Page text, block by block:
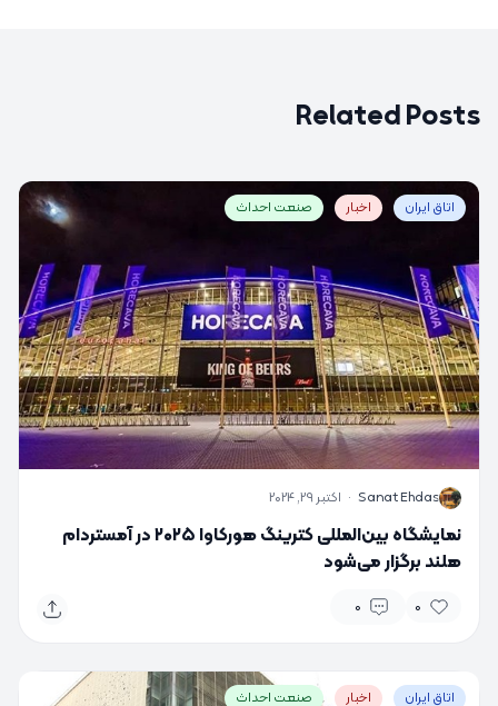
Related Posts
اتاق ایران اخبار صنعت احداث
S
Sanat Ehdas
· اکتبر 29, 2024
نمایشگاه بین‌المللی کترینگ هورکاوا ۲۰۲۵ در آمستردام
هلند برگزار می‌شود
0
0
اتاق ایران اخبار صنعت احداث